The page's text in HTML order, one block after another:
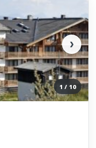
›
1 / 10